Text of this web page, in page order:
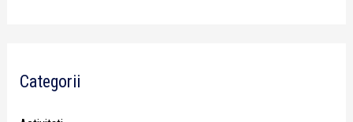
Categorii